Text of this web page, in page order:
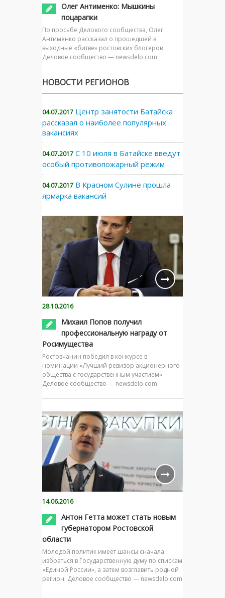
Олег Антименко: Мышкины
поцарапки
По просьбе Делового сообщества, Олег
Антименко рассказал о прошедшей в
выходные «битве» ростовских блогеров
Деловое сообщество — newsdelo.com
НОВОСТИ РЕГИОНОВ
04.07.2017 Центр занятости Батайска
рассказал о наиболее популярных
вакансиях
04.07.2017 С 10 июля в Батайске введут
особый противопожарный режим
04.07.2017 В Красном Сулине прошла
ярмарка вакансий
28.10.2016
Михаил Попов получил
профессиональную награду от
Росимущества
Ростовчанин победил в конкурсе в
номинации «Лучший ревизор акционерного
общества с государственным участием»
Деловое сообщество — newsdelo.com
14.06.2016
Антон Гетта может стать новым
губернатором Ростовской
области
Молодой политик имеет шансы сначала
избраться в Государственную думу по спискам
«Единой России», а затем возглавить родной
регион. Деловое сообщество — newsdelo.com